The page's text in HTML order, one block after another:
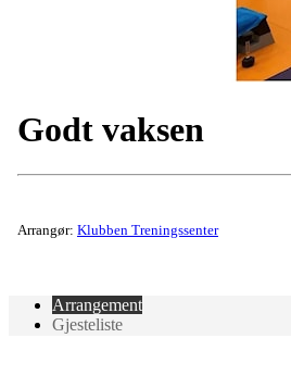
Godt vaksen
Arrangør: Klubben Treningssenter
Arrangement
Gjesteliste